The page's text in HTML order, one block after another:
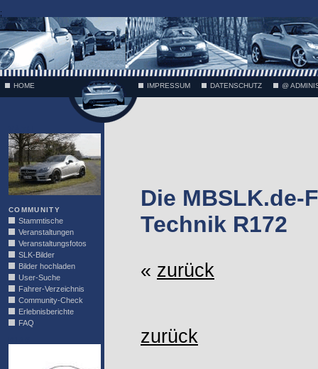
;
HOME IMPRESSUM DATENSCHUTZ @
COMMUNITY
Stammtische
Veranstaltungen
Veranstaltungsfotos
SLK-Bilder
Bilder hochladen
User-Suche
Fahrer-Verzeichnis
Community-Check
Erlebnisberichte
FAQ
Die MBSLK.de-
Technik R172
« zurück
zurück